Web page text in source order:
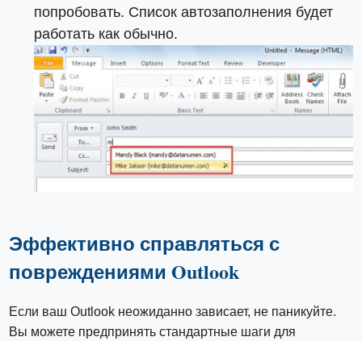
попробовать. Список автозаполнения будет
работать как обычно.
Эффективно справляться с
повреждениями Outlook
Если ваш Outlook неожиданно зависает, не паникуйте.
Вы можете предпринять стандартные шаги для